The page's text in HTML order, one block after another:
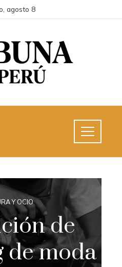
agosto 8
Y OCIO
de
de moda